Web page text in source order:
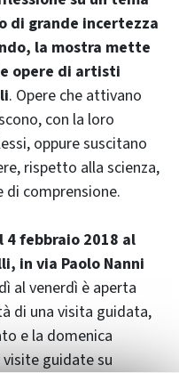
di grande incertezza
la mostra mette
opere di artisti
. Opere che attivano
con la loro
oppure suscitano
rispetto alla scienza,
di comprensione.
febbraio 2018 al
in via Paolo Nanni
al venerdì è aperta
di una visita guidata,
e la domenica
guidate su